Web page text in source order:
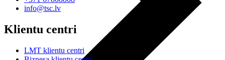
info@tsc.lv
Klientu centri
LMT klientu centri